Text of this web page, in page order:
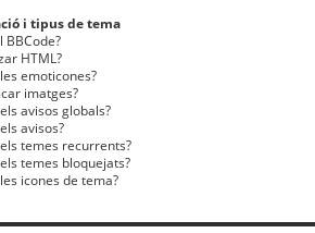
i tipus de tema
BBCode?
HTML?
emoticones?
imatges?
avisos globals?
avisos?
temes recurrents?
temes bloquejats?
icones de tema?